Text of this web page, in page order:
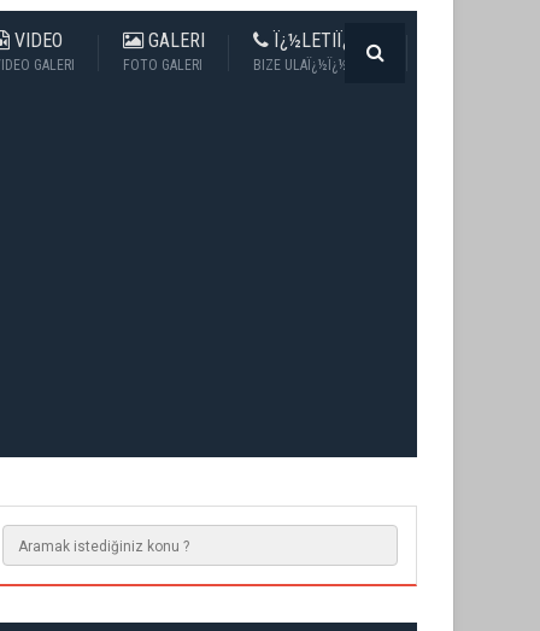
VIDEO
GALERI
GALERI
FOTO GALERI
Ï¿½LETIÏ¿½IM
BIZE ULAÏ¿½Ï¿½N